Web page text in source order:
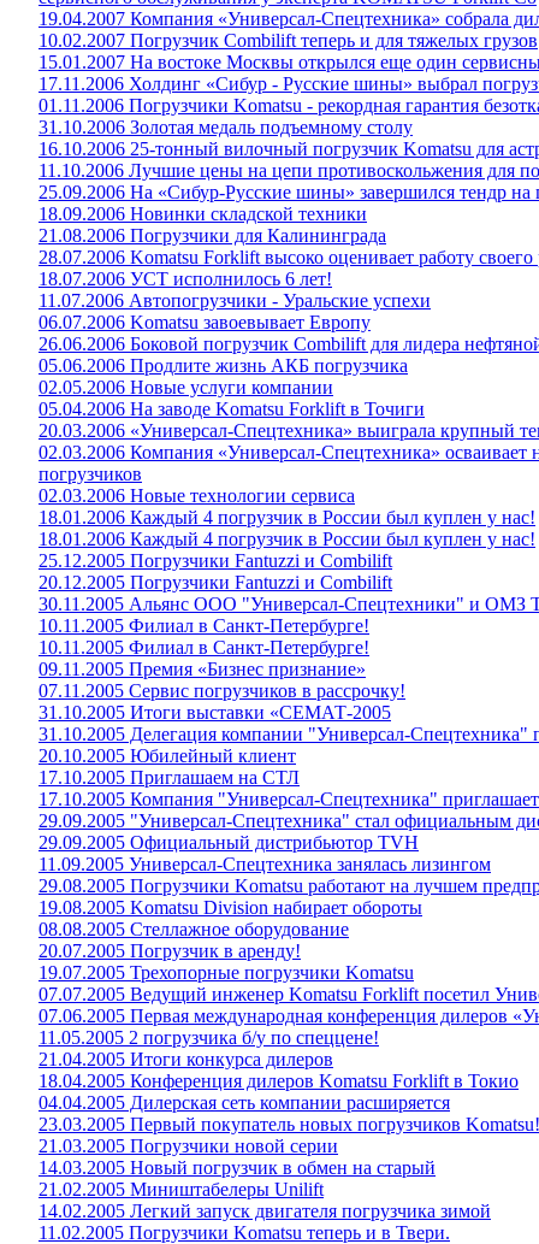
19.04.2007 Компания «Универсал-Спецтехника» собрала
10.02.2007 Погрузчик Combilift теперь и для тяжелых грузов
15.01.2007 На востоке Москвы открылся еще один
17.11.2006 Холдинг «Сибур - Русские шины» выбрал
01.11.2006 Погрузчики Komatsu - рекордная гарантия
31.10.2006 Золотая медаль подъемному столу
16.10.2006 25-тонный вилочный погрузчик Komatsu для
11.10.2006 Лучшие цены на цепи противоскольжения для
25.09.2006 На «Сибур-Русские шины» завершился тендр на
18.09.2006 Новинки складской техники
21.08.2006 Погрузчики для Калининграда
28.07.2006 Komatsu Forklift высоко оценивает работу своего
18.07.2006 УСТ исполнилось 6 лет!
11.07.2006 Автопогрузчики - Уральские успехи
06.07.2006 Komatsu завоевывает Европу
26.06.2006 Боковой погрузчик Combilift для лидера
05.06.2006 Продлите жизнь АКБ погрузчика
02.05.2006 Новые услуги компании
05.04.2006 На заводе Komatsu Forklift в Точиги
20.03.2006 «Универсал-Спецтехника» выиграла крупный
02.03.2006 Компания «Универсал-Спецтехника»
погрузчиков
02.03.2006 Новые технологии сервиса
18.01.2006 Каждый 4 погрузчик в России был куплен у нас!
18.01.2006 Каждый 4 погрузчик в России был куплен у нас!
25.12.2005 Погрузчики Fantuzzi и Combilift
20.12.2005 Погрузчики Fantuzzi и Combilift
30.11.2005 Альянс ООО "Универсал-Спецтехники" и ОМЗ
10.11.2005 Филиал в Санкт-Петербурге!
10.11.2005 Филиал в Санкт-Петербурге!
09.11.2005 Премия «Бизнес признание»
07.11.2005 Сервис погрузчиков в рассрочку!
31.10.2005 Итоги выставки «СЕМАТ-2005
31.10.2005 Делегация компании "Универсал-
20.10.2005 Юбилейный клиент
17.10.2005 Приглашаем на СТЛ
17.10.2005 Компания "Универсал-Спецтехника"
29.09.2005 "Универсал-Спецтехника" стал официальным
29.09.2005 Официальный дистрибьютор TVH
11.09.2005 Универсал-Спецтехника занялась лизингом
29.08.2005 Погрузчики Komatsu работают на лучшем
19.08.2005 Komatsu Division набирает обороты
08.08.2005 Стеллажное оборудование
20.07.2005 Погрузчик в аренду!
19.07.2005 Трехопорные погрузчики Komatsu
07.07.2005 Ведущий инженер Komatsu Forklift посетил
07.06.2005 Первая международная конференция дилеров
11.05.2005 2 погрузчика б/у по спеццене!
21.04.2005 Итоги конкурса дилеров
18.04.2005 Конференция дилеров Komatsu Forklift в Токио
04.04.2005 Дилерская сеть компании расширяется
23.03.2005 Первый покупатель новых погрузчиков Komatsu!
21.03.2005 Погрузчики новой серии
14.03.2005 Новый погрузчик в обмен на старый
21.02.2005 Миништабелеры Unilift
14.02.2005 Легкий запуск двигателя погрузчика зимой
11.02.2005 Погрузчики Komatsu теперь и в Твери.